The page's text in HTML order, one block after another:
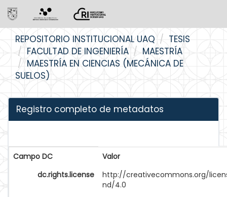
navigation
REPOSITORIO INSTITUCIONAL UAQ
TESIS
FACULTAD DE INGENIERÍA
MAESTRÍA
MAESTRÍA EN CIENCIAS (MECÁNICA DE
SUELOS)
Registro completo de metadatos
Campo DC
Valor
dc.rights.license
http://creativecommons.org/
nd/4.0